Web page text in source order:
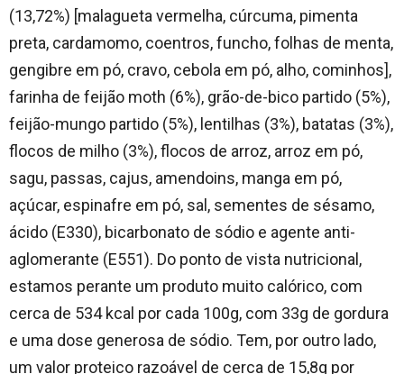
(13,72%) [malagueta vermelha, cúrcuma, pimenta
preta, cardamomo, coentros, funcho, folhas de menta,
gengibre em pó, cravo, cebola em pó, alho, cominhos],
farinha de feijão moth (6%), grão-de-bico partido (5%),
feijão-mungo partido (5%), lentilhas (3%), batatas (3%),
flocos de milho (3%), flocos de arroz, arroz em pó,
sagu, passas, cajus, amendoins, manga em pó,
açúcar, espinafre em pó, sal, sementes de sésamo,
ácido (E330), bicarbonato de sódio e agente anti-
aglomerante (E551). Do ponto de vista nutricional,
estamos perante um produto muito calórico, com
cerca de 534 kcal por cada 100g, com 33g de gordura
e uma dose generosa de sódio. Tem, por outro lado,
um valor proteico razoável de cerca de 15,8g por